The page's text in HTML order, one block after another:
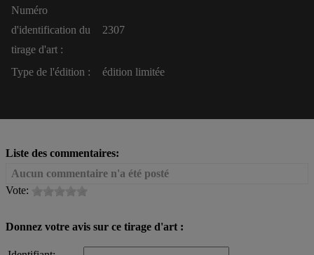
Numéro
d'identification du
tirage d'art :
2307
Type de l'édition : édition limitée
Liste des commentaires:
Aucun commentaire n'a été posté
Vote:
Donnez votre avis sur ce tirage d'art :